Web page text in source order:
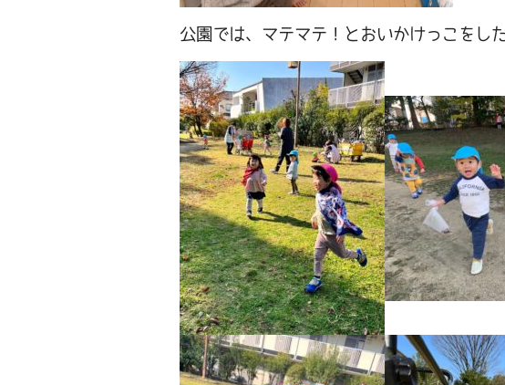
公園では、マテマテ！とおいかけっこをし